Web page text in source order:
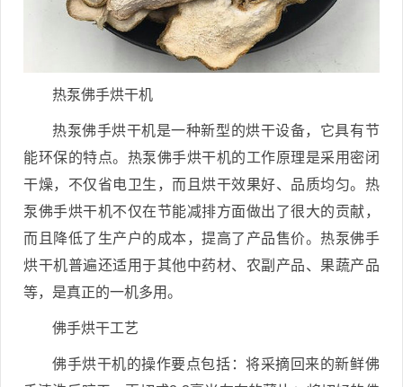
热泵佛手烘干机
热泵佛手烘干机是一种新型的烘干设备，它具有节
能环保的特点。热泵佛手烘干机的工作原理是采用密闭
干燥，不仅省电卫生，而且烘干效果好、品质均匀。热
泵佛手烘干机不仅在节能减排方面做出了很大的贡献，
而且降低了生产户的成本，提高了产品售价。热泵佛手
烘干机普遍还适用于其他中药材、农副产品、果蔬产品
等，是真正的一机多用。
佛手烘干工艺
佛手烘干机的操作要点包括：将采摘回来的新鲜佛